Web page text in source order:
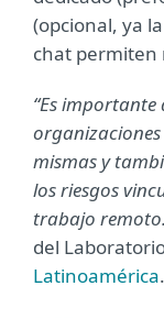
(opcional, ya
chat permiten
“Es importante
mismas y
los riesgos
trabajo
del
Latinoamérica.